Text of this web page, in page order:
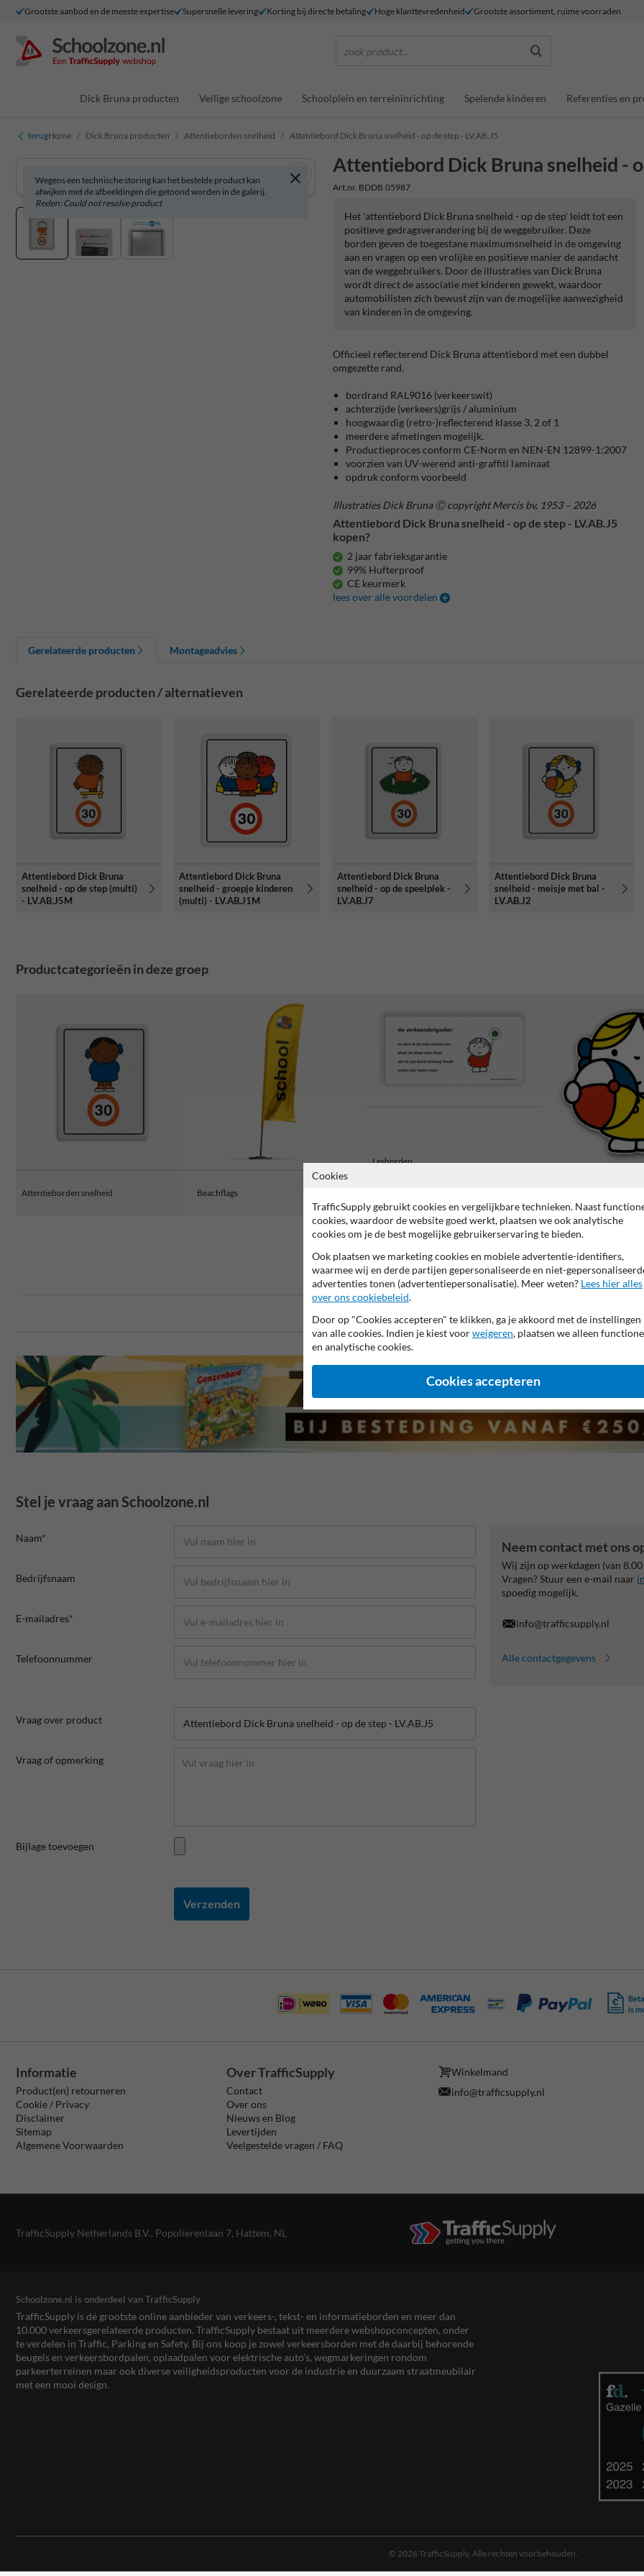
Grootste aanbod en de meeste expertise Supersnelle levering Korting bij directe betaling Hoge klanttevredenheid Grootste assortiment, ruime voorraden
zoek product...
Dick Bruna producten Veilige schoolzone Schoolplein en terreininrichting Spelende kinderen Referenties en
terugHome Dick Bruna producten Attentieborden snelheid Attentiebord Dick Bruna snelheid - op de step - LV.AB.J5
Attentiebord Dick Bruna snelheid -
Art.nr. BDDB.05987
Wegens een technische storing kan het bestelde product kan
afwijken met de afbeeldingen die getoond worden in de galerij.
Reden: Could not resolve product
Het 'attentiebord Dick Bruna snelheid - op de step' leidt tot een
positieve gedragsverandering bij de weggebruiker. Deze
borden geven de toegestane maximumsnelheid in de omgeving
aan en vragen op een vrolijke en positieve manier de aandacht
van de weggebruikers. Door de illustraties van Dick Bruna
wordt direct de associatie met kinderen gewekt, waardoor
automobilisten zich bewust zijn van de mogelijke aanwezigheid
van kinderen in de omgeving.
Officieel reflecterend Dick Bruna attentiebord met een dubbel
omgezette rand.
bordrand RAL9016 (verkeerswit)
achterzijde (verkeers)grijs / aluminium
hoogwaardig (retro-)reflecterend klasse 3, 2 of 1
meerdere afmetingen mogelijk.
Productieproces conform CE-Norm en NEN-EN 12899-1:2007
voorzien van UV-werend anti-graffiti laminaat
opdruk conform voorbeeld
Illustraties Dick Bruna Ⓒ copyright Mercis bv, 1953 – 2026
Attentiebord Dick Bruna snelheid - op de step - LV.AB.J5
kopen?
2 jaar fabrieksgarantie
99% Hufterproof
CE keurmerk
lees over alle voordelen
Gerelateerde producten Montageadvies
Gerelateerde producten / alternatieven
Attentiebord Dick Bruna
snelheid - op de step (multi)
- LV.AB.J5M
Attentiebord Dick Bruna
snelheid - groepje kinderen
(multi) - LV.AB.J1M
Attentiebord Dick Bruna
snelheid - op de speelplek -
LV.AB.J7
Attentiebord Dick Bruna
snelheid - meisje met bal -
LV.AB.J2
Productcategorieën in deze groep
Attentieborden snelheid Beachflags
Lesborden
2 jaar fabrieksgarantie
Stel je vraag aan Schoolzone.nl
Naam*
Bedrijfsnaam
E-mailadres*
Telefoonnummer
Vraag over product
Vraag of opmerking
Bijlage toevoegen
Verzenden
Neem contact met ons
Wij zijn op werkdagen (van
Vragen? Stuur een e-mail naar
spoedig mogelijk.
info@trafficsupply.nl
Alle contactgegevens
is
Informatie
Product(en) retourneren
Cookie / Privacy
Disclaimer
Sitemap
Algemene Voorwaarden
Over TrafficSupply
Contact
Over ons
Nieuws en Blog
Levertijden
Veelgestelde vragen / FAQ
Winkelmand
info@trafficsupply.nl
TrafficSupply Netherlands B.V., Populierenlaan 7, Hattem, NL
Schoolzone.nl is onderdeel van TrafficSupply
TrafficSupply is dé grootste online aanbieder van verkeers-, tekst- en informatieborden en meer dan
10.000 verkeersgerelateerde producten. TrafficSupply bestaat uit meerdere webshopconcepten, onder
te verdelen in Traffic, Parking en Safety. Bij ons koop je zowel verkeersborden met de daarbij behorende
beugels en verkeersbordpalen, oplaadpalen voor elektrische auto’s, wegmarkeringen rondom
parkeerterreinen maar ook diverse veiligheidsproducten voor de industrie en duurzaam straatmeubilair
met een mooi design.
© 2026 TrafficSupply. Alle rechten voorbehouden.
Cookies
TrafficSupply gebruikt cookies en vergelijkbare technieken. Naast
cookies, waardoor de website goed werkt, plaatsen we ook analytische
cookies om je de best mogelijke gebruikerservaring te bieden.
Ook plaatsen we marketing cookies en mobiele advertentie-identifiers,
waarmee wij en derde partijen gepersonaliseerde en niet-
advertenties tonen (advertentiepersonalisatie). Meer weten? Lees hier alles
over ons cookiebeleid.
Door op "Cookies accepteren" te klikken, ga je akkoord met de instellingen
van alle cookies. Indien je kiest voorweigeren, plaatsen we alleen
en analytische cookies.
Cookies accepteren